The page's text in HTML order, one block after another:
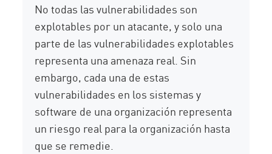
No todas las vulnerabilidades son
explotables por un atacante, y solo una
parte de las vulnerabilidades explotables
representa una amenaza real. Sin
embargo, cada una de estas
vulnerabilidades en los sistemas y
software de una organización representa
un riesgo real para la organización hasta
que se remedie.